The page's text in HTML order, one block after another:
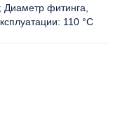
Диаметр фитинга,
110 °C